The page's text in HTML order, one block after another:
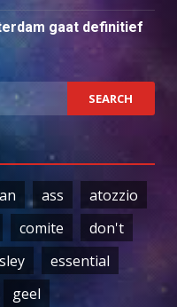
gaat definitief
ass
atozzio
comite
don't
essential
geel